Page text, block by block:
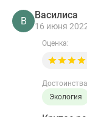
В
Василиса
16 июня
Оценка:
Достоинства
Экология